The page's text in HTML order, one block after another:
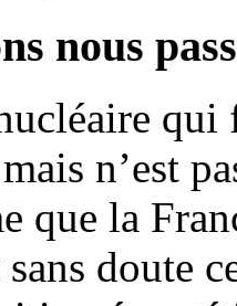
nous
qui
n’est
que la
sans doute